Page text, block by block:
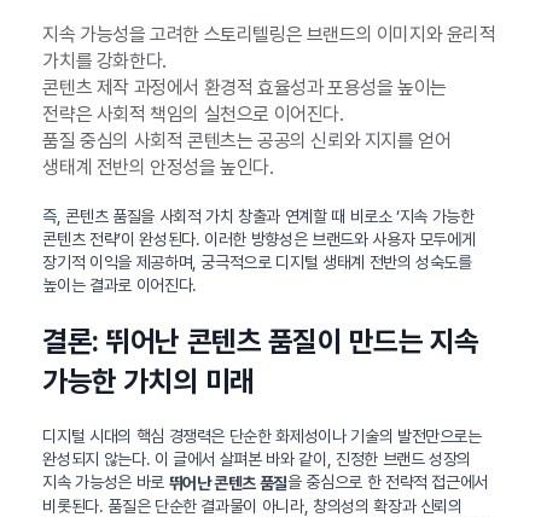
지속 가능성을 고려한 스토리텔링은 브랜드의 이미지와 윤리적
가치를 강화한다.
콘텐츠 제작 과정에서 환경적 효율성과 포용성을 높이는
전략은 사회적 책임의 실천으로 이어진다.
품질 중심의 사회적 콘텐츠는 공공의 신뢰와 지지를 얻어
생태계 전반의 안정성을 높인다.
즉, 콘텐츠 품질을 사회적 가치 창출과 연계할 때 비로소 ‘지속 가능한
콘텐츠 전략’이 완성된다. 이러한 방향성은 브랜드와 사용자 모두에게
장기적 이익을 제공하며, 궁극적으로 디지털 생태계 전반의 성숙도를
높이는 결과로 이어진다.
결론: 뛰어난 콘텐츠 품질이 만드는 지속
가능한 가치의 미래
디지털 시대의 핵심 경쟁력은 단순한 화제성이나 기술의 발전만으로는
완성되지 않는다. 이 글에서 살펴본 바와 같이, 진정한 브랜드 성장의
지속 가능성은 바로 뛰어난 콘텐츠 품질을 중심으로 한 전략적 접근에서
비롯된다. 품질은 단순한 결과물이 아니라, 창의성의 확장과 신뢰의